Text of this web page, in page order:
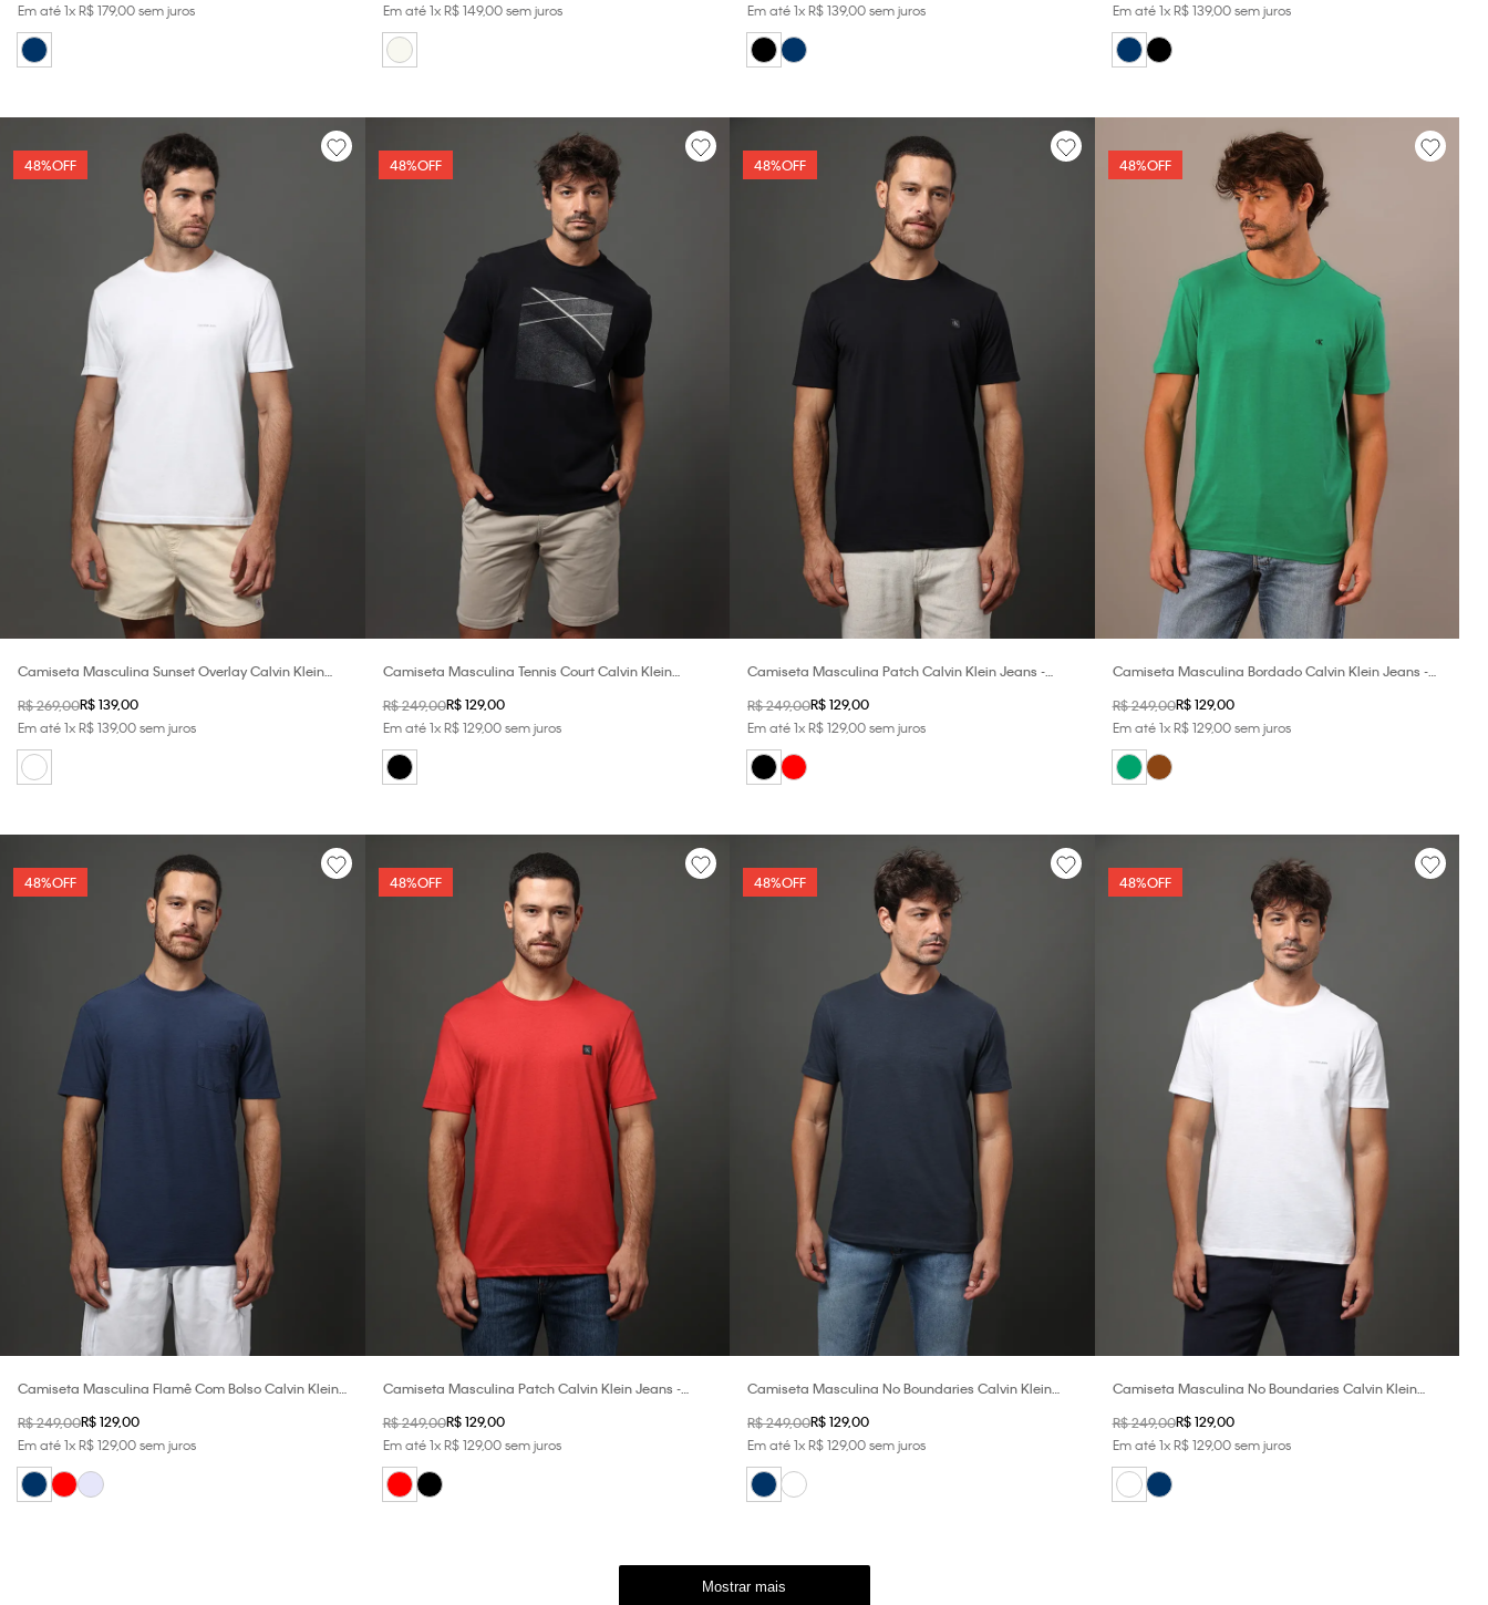
Em até1xR$179,00sem juros
Em até1xR$ 149,00sem juros
Em até1xR$139,00sem juros
Em até1xR$ 139,00sem juros
48%OFF
Camiseta Masculina Sunset Overlay Calvin Klein
R$269,00R$139,00
Em até1xR$139,00sem juros
48%OFF
Camiseta Masculina Tennis Court Calvin Klein
R$249,00R$ 129,00
Em até1xR$ 129,00sem juros
48%OFF
Camiseta Masculina Patch Calvin Klein Jeans -
R$249,00R$129,00
Em até1xR$129,00sem juros
48%OFF
Camiseta Masculina Bordado Calvin Klein Jeans -
R$249,00R$ 129,00
Em até1xR$ 129,00sem juros
48%OFF
Camiseta Masculina Flamê Com Bolso Calvin Klein
R$249,00R$129,00
Em até1xR$129,00sem juros
48%OFF
Camiseta Masculina Patch Calvin Klein Jeans -
R$249,00R$ 129,00
Em até1xR$ 129,00sem juros
48%OFF
Camiseta Masculina No Boundaries Calvin Klein
R$249,00R$129,00
Em até1xR$129,00sem juros
48%OFF
Camiseta Masculina No Boundaries Calvin Klein
R$249,00R$ 129,00
Em até1xR$ 129,00sem juros
Mostrar mais